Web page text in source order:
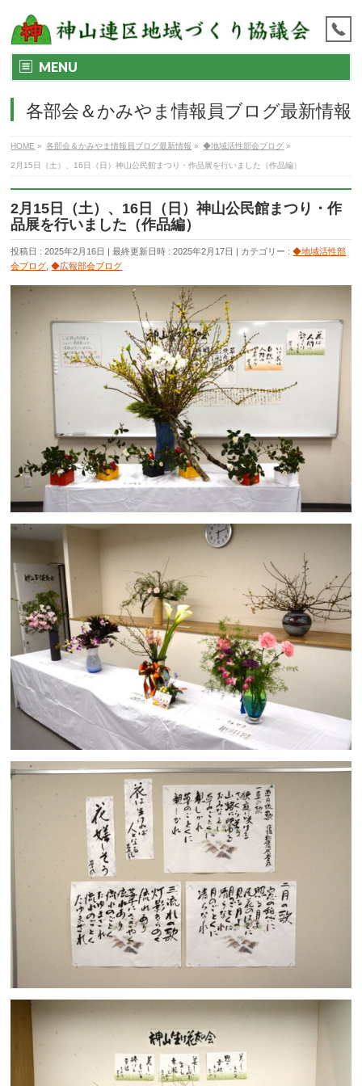
MENU
各部会＆かみやま情報員ブログ最新情報
HOME » 各部会＆かみやま情報員ブログ最新情報 » ◆地域活性部会ブログ »
2月15日（土）、16日（日）神山公民館まつり・作品展を行いました（作品編）
2月15日（土）、16日（日）神山公民館まつり・作
品展を行いました（作品編）
投稿日 : 2025年2月16日 最終更新日時 : 2025年2月17日 カテゴリー :◆地域活性部
会ブログ ,◆広報部会ブログ